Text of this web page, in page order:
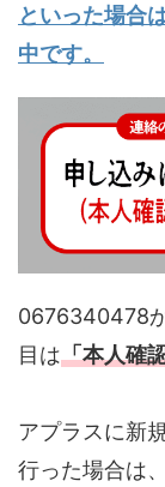
といった場合
中です。
0676340478
目は「本人確
アプラスに新
行った場合は